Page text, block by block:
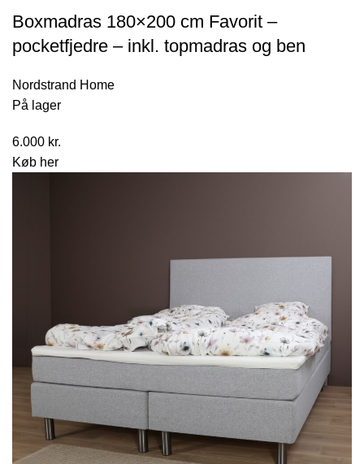
Boxmadras 180×200 cm Favorit –
pocketfjedre – inkl. topmadras og ben
Nordstrand Home
På lager
6.000 kr.
Køb her